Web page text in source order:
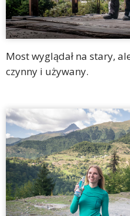
Most wyglądał na stary,
czynny i używany.